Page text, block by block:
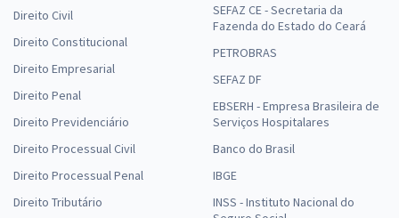
Direito Civil
Direito Constitucional
Direito Empresarial
Direito Penal
Direito Previdenciário
Direito Processual Civil
Direito Processual Penal
Direito Tributário
SEFAZ CE - Secretaria da
Fazenda do Estado do Ceará
PETROBRAS
SEFAZ DF
EBSERH - Empresa Brasileira de
Serviços Hospitalares
Banco do Brasil
IBGE
INSS - Instituto Nacional do